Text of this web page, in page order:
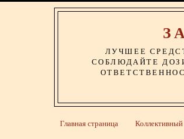
ЛУЧШЕЕ
СОБЛЮДАЙТЕ
Главная страница